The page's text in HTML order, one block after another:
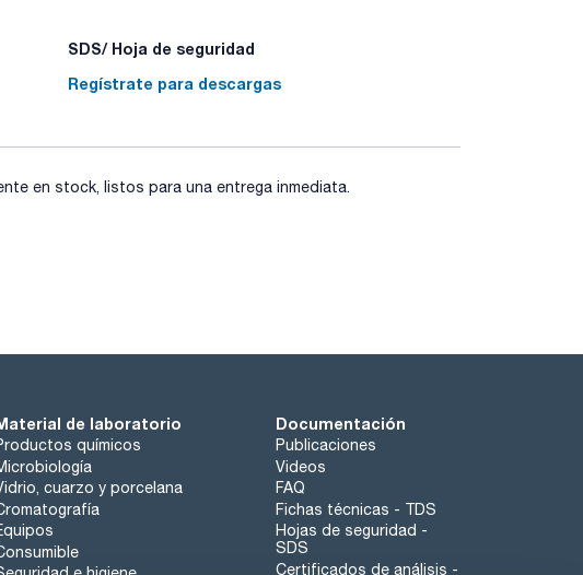
SDS/ Hoja de seguridad
Regístrate para descargas
en stock, listos para una entrega inmediata.
de laboratorio
químicos
cuarzo y porcelana
Documentación
Publicaciones
Videos
FAQ
Fichas técnicas - TDS
Hojas de seguridad -
SDS
Certificados de análisis -